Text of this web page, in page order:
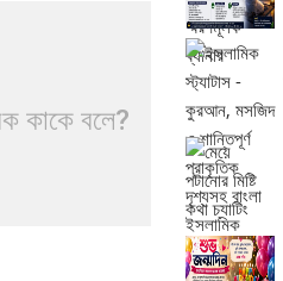
কাকে বলে?